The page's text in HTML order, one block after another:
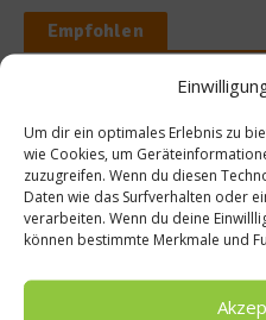
Um dir ein optimales Erlebnis zu
wie Cookies, um
zuzugreifen. Wenn du diesen
Daten wie das Surfverhalten oder
verarbeiten. Wenn du deine
können bestimmte Merkmale und
Empfohlen
Tag 14